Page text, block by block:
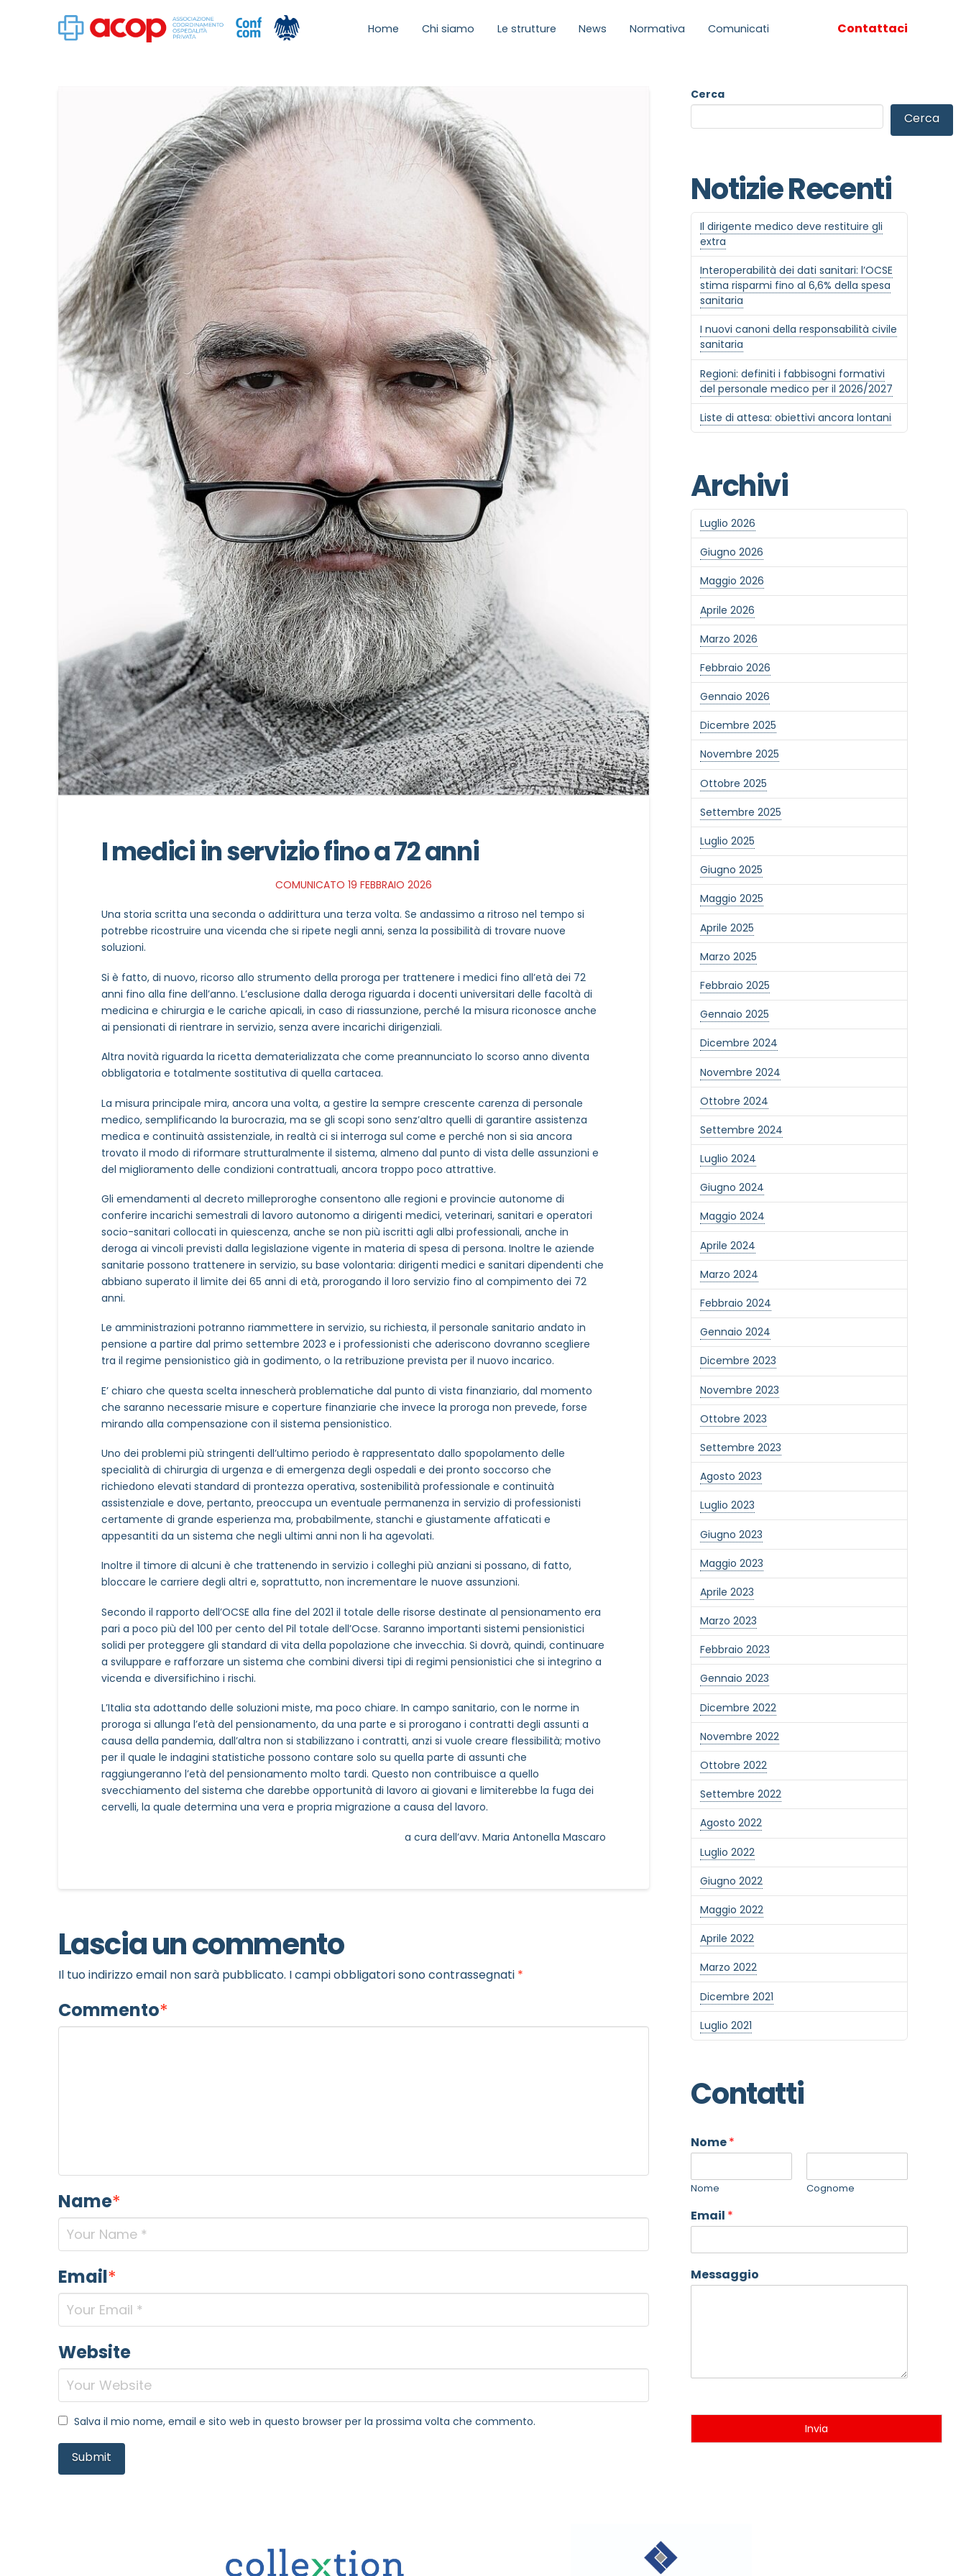
Home Chi siamo Le strutture News Normativa Comunicati Contattaci
I medici in servizio fino a 72 anni
COMUNICATO 19 FEBBRAIO 2026
Una storia scritta una seconda o addirittura una terza volta. Se andassimo a ritroso nel tempo si
potrebbe ricostruire una vicenda che si ripete negli anni, senza la possibilità di trovare nuove
soluzioni.
Si è fatto, di nuovo, ricorso allo strumento della proroga per trattenere i medici fino all’età dei 72
anni fino alla fine dell’anno. L’esclusione dalla deroga riguarda i docenti universitari delle facoltà di
medicina e chirurgia e le cariche apicali, in caso di riassunzione, perché la misura riconosce anche
ai pensionati di rientrare in servizio, senza avere incarichi dirigenziali.
Altra novità riguarda la ricetta dematerializzata che come preannunciato lo scorso anno diventa
obbligatoria e totalmente sostitutiva di quella cartacea.
La misura principale mira, ancora una volta, a gestire la sempre crescente carenza di personale
medico, semplificando la burocrazia, ma se gli scopi sono senz’altro quelli di garantire assistenza
medica e continuità assistenziale, in realtà ci si interroga sul come e perché non si sia ancora
trovato il modo di riformare strutturalmente il sistema, almeno dal punto di vista delle assunzioni e
del miglioramento delle condizioni contrattuali, ancora troppo poco attrattive.
Gli emendamenti al decreto milleproroghe consentono alle regioni e provincie autonome di
conferire incarichi semestrali di lavoro autonomo a dirigenti medici, veterinari, sanitari e operatori
socio-sanitari collocati in quiescenza, anche se non più iscritti agli albi professionali, anche in
deroga ai vincoli previsti dalla legislazione vigente in materia di spesa di persona. Inoltre le aziende
sanitarie possono trattenere in servizio, su base volontaria: dirigenti medici e sanitari dipendenti che
abbiano superato il limite dei 65 anni di età, prorogando il loro servizio fino al compimento dei 72
anni.
Le amministrazioni potranno riammettere in servizio, su richiesta, il personale sanitario andato in
pensione a partire dal primo settembre 2023 e i professionisti che aderiscono dovranno scegliere
tra il regime pensionistico già in godimento, o la retribuzione prevista per il nuovo incarico.
E’ chiaro che questa scelta innescherà problematiche dal punto di vista finanziario, dal momento
che saranno necessarie misure e coperture finanziarie che invece la proroga non prevede, forse
mirando alla compensazione con il sistema pensionistico.
Uno dei problemi più stringenti dell’ultimo periodo è rappresentato dallo spopolamento delle
specialità di chirurgia di urgenza e di emergenza degli ospedali e dei pronto soccorso che
richiedono elevati standard di prontezza operativa, sostenibilità professionale e continuità
assistenziale e dove, pertanto, preoccupa un eventuale permanenza in servizio di professionisti
certamente di grande esperienza ma, probabilmente, stanchi e giustamente affaticati e
appesantiti da un sistema che negli ultimi anni non li ha agevolati.
Inoltre il timore di alcuni è che trattenendo in servizio i colleghi più anziani si possano, di fatto,
bloccare le carriere degli altri e, soprattutto, non incrementare le nuove assunzioni.
Secondo il rapporto dell’OCSE alla fine del 2021 il totale delle risorse destinate al pensionamento era
pari a poco più del 100 per cento del Pil totale dell’Ocse. Saranno importanti sistemi pensionistici
solidi per proteggere gli standard di vita della popolazione che invecchia. Si dovrà, quindi, continuare
a sviluppare e rafforzare un sistema che combini diversi tipi di regimi pensionistici che si integrino a
vicenda e diversifichino i rischi.
L’Italia sta adottando delle soluzioni miste, ma poco chiare. In campo sanitario, con le norme in
proroga si allunga l’età del pensionamento, da una parte e si prorogano i contratti degli assunti a
causa della pandemia, dall’altra non si stabilizzano i contratti, anzi si vuole creare flessibilità; motivo
per il quale le indagini statistiche possono contare solo su quella parte di assunti che
raggiungeranno l’età del pensionamento molto tardi. Questo non contribuisce a quello
svecchiamento del sistema che darebbe opportunità di lavoro ai giovani e limiterebbe la fuga dei
cervelli, la quale determina una vera e propria migrazione a causa del lavoro.
a cura dell’avv. Maria Antonella Mascaro
Lascia un commento
Il tuo indirizzo email non sarà pubblicato. I campi obbligatori sono contrassegnati *
Commento*
Name*
Email*
Website
Salva il mio nome, email e sito web in questo browser per la prossima volta che commento.
Cerca
Cerca
Notizie Recenti
Il dirigente medico deve restituire gli
extra
Interoperabilità dei dati sanitari: l’OCSE
stima risparmi fino al 6,6% della spesa
sanitaria
I nuovi canoni della responsabilità civile
sanitaria
Regioni: definiti i fabbisogni formativi
del personale medico per il 2026/2027
Liste di attesa: obiettivi ancora lontani
Archivi
Luglio 2026
Giugno 2026
Maggio 2026
Aprile 2026
Marzo 2026
Febbraio 2026
Gennaio 2026
Dicembre 2025
Novembre 2025
Ottobre 2025
Settembre 2025
Luglio 2025
Giugno 2025
Maggio 2025
Aprile 2025
Marzo 2025
Febbraio 2025
Gennaio 2025
Dicembre 2024
Novembre 2024
Ottobre 2024
Settembre 2024
Luglio 2024
Giugno 2024
Maggio 2024
Aprile 2024
Marzo 2024
Febbraio 2024
Gennaio 2024
Dicembre 2023
Novembre 2023
Ottobre 2023
Settembre 2023
Agosto 2023
Luglio 2023
Giugno 2023
Maggio 2023
Aprile 2023
Marzo 2023
Febbraio 2023
Gennaio 2023
Dicembre 2022
Novembre 2022
Ottobre 2022
Settembre 2022
Agosto 2022
Luglio 2022
Giugno 2022
Maggio 2022
Aprile 2022
Marzo 2022
Dicembre 2021
Luglio 2021
Contatti
Nome*
Nome Cognome
Email *
Messaggio
Invia
NOME STRUTTURA* MAIL REFERENTE
MOTIVO DEL CONTATTO*
Informativa Privacy *
Ho preso visione dell'informativa privacy
Privacy Policy completa
Newsletter
Desidero rimanere aggiornato sulle ultime novità dell'Associazione tramite l'iscrizione alla newsletter
Invia